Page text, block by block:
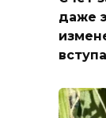
даже